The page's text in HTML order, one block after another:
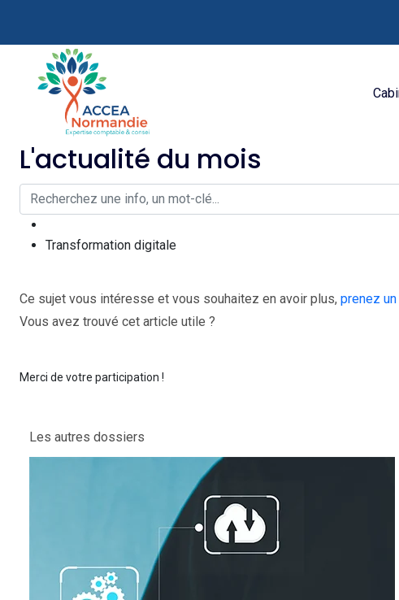
L'actualité du mois
Transformation digitale
Ce sujet vous intéresse et vous souhaitez en avoir plus, prenez
Vous avez trouvé cet article utile ?
Merci de votre participation !
Les autres dossiers